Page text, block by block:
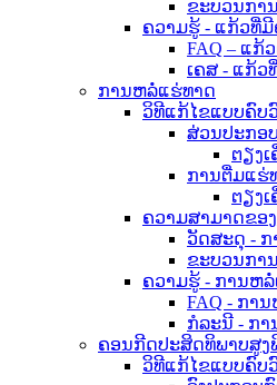
ຂະບວນກາ
ຄວາມຮູ້ - ແກ້ວທີ່
FAQ – ແກ້
ເຄສ - ແກ້ວ
ການຫລໍ່ແຮ່ທາດ
ວິທີແກ້ໄຂແບບຄົບ
ສ່ວນປະກອ
ຕຽງ
ການຕື່ມແຮ່
ຕຽງ
ຄວາມສາມາດຂອ
ວັດສະດຸ -
ຂະບວນກາ
ຄວາມຮູ້ - ການຫ
FAQ - ກາ
ກໍລະນີ - ກ
ຄອນກີດປະສິດທິພາບສູງພິ
ວິທີແກ້ໄຂແບບຄົບ